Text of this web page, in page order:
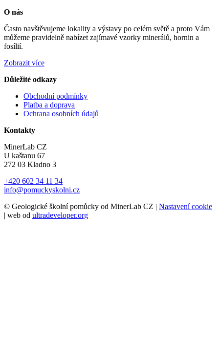
O nás
Často navštěvujeme lokality a výstavy po celém světě a proto Vám
můžeme pravidelně nabízet zajímavé vzorky minerálů, hornin a
fosílií.
Zobrazit více
Důležité odkazy
Obchodní podmínky
Platba a doprava
Ochrana osobních údajů
Kontakty
MinerLab CZ
U kaštanu 67
272 03 Kladno 3
+420 602 34 11 34
info@pomuckyskolni.cz
© Geologické školní pomůcky od MinerLab CZ | Nastavení cookie
| web od ultradeveloper.org